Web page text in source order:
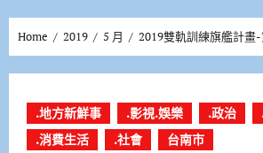
Home 2019 5 月 2019雙軌訓練旗艦計畫
.地方新鮮事 .影視.娛樂 .政治
.消費生活
.社會 台南市